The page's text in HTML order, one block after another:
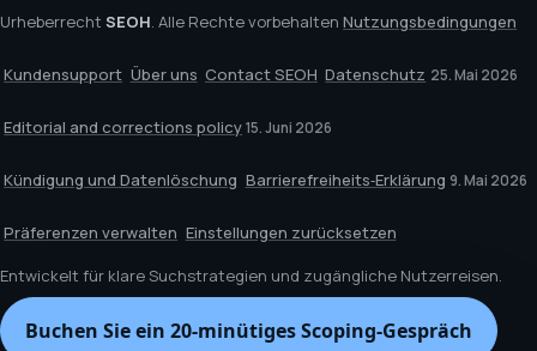
Urheberrecht SEOH . Alle Rechte vorbehalten Nutzungsbedingungen
Kundensupport Über uns Contact SEOH Datenschutz 25. Mai 2026
Editorial and corrections policy 15. Juni 2026
Kündigung und Datenlöschung Barrierefreiheits‑Erklärung 9. Mai 2026
Präferenzen verwalten Einstellungen zurücksetzen
Entwickelt für klare Suchstrategien und zugängliche Nutzerreisen.
Buchen Sie ein 20‑minütiges Scoping‑Gespräch